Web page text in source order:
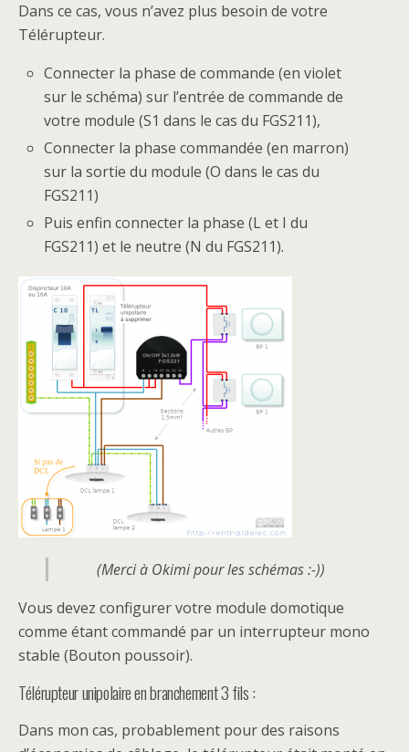
Dans ce cas, vous n’avez plus besoin de votre
Télérupteur.
Connecter la phase de commande (en violet
sur le schéma) sur l’entrée de commande de
votre module (S1 dans le cas du FGS211),
Connecter la phase commandée (en marron)
sur la sortie du module (O dans le cas du
FGS211)
Puis enfin connecter la phase (L et I du
FGS211) et le neutre (N du FGS211).
(Merci à Okimi pour les schémas :-))
Vous devez configurer votre module domotique
comme étant commandé par un interrupteur mono
stable (Bouton poussoir).
Télérupteur unipolaire en branchement 3 fils :
Dans mon cas, probablement pour des raisons